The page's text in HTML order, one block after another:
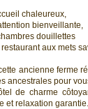
chaleureux,
bienveillante,
douillettes
restaurant aux mets
ancienne ferme
ancestrales pour
de charme
et relaxation garantie.